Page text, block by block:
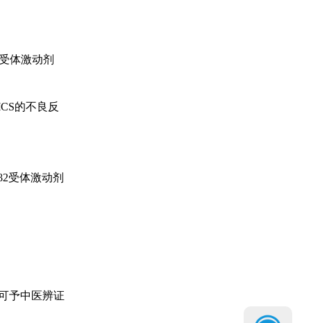
体激动剂
的不良反
受体激动剂
予中医辨证